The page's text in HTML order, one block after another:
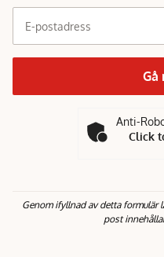
E-postadress
Gå
Anti-
Click
Genom ifyllnad av detta formulär
post